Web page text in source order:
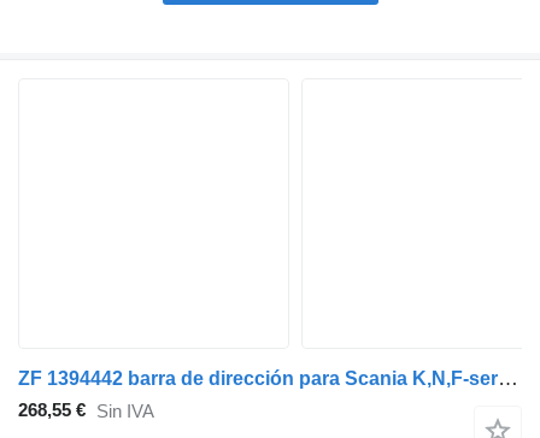
ZF 1394442 barra de dirección para Scania K,N,F-series bus (2006-) autobús
268,55 € Sin IVA